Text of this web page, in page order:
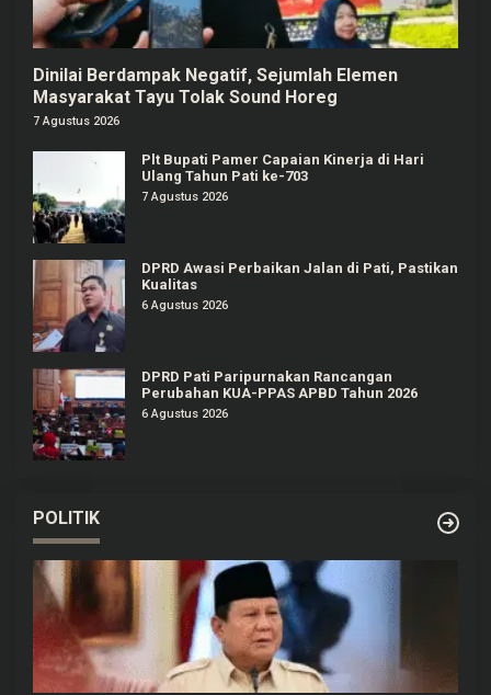
Dinilai Berdampak Negatif, Sejumlah Elemen
Masyarakat Tayu Tolak Sound Horeg
7 Agustus 2026
Plt Bupati Pamer Capaian Kinerja di Hari
Ulang Tahun Pati ke-703
7 Agustus 2026
DPRD Awasi Perbaikan Jalan di Pati, Pastikan
Kualitas
6 Agustus 2026
DPRD Pati Paripurnakan Rancangan
Perubahan KUA-PPAS APBD Tahun 2026
6 Agustus 2026
POLITIK